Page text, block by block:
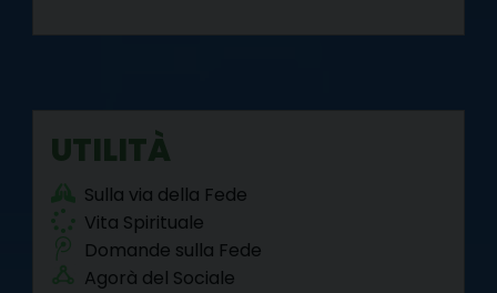
UTILITÀ
Sulla via della Fede
Vita Spirituale
Domande sulla Fede
Agorà del Sociale